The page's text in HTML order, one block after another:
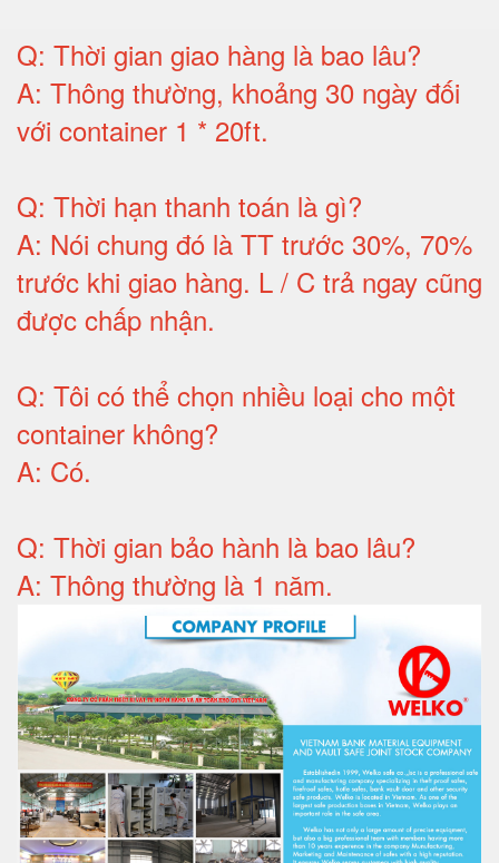
Q: Thời gian giao hàng là bao lâu?
A: Thông thường, khoảng 30 ngày đối
với container 1 * 20ft.
Q: Thời hạn thanh toán là gì?
A: Nói chung đó là TT trước 30%, 70%
trước khi giao hàng. L / C trả ngay cũng
được chấp nhận.
Q: Tôi có thể chọn nhiều loại cho một
container không?
A: Có.
Q: Thời gian bảo hành là bao lâu?
A: Thông thường là 1 năm.